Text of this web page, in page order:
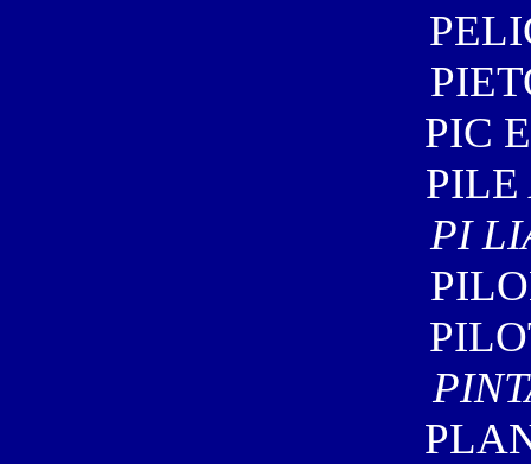
PIC
PILE
PI